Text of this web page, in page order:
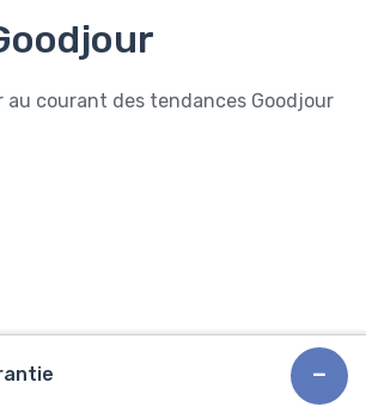
courant des tendances Goodjour
-